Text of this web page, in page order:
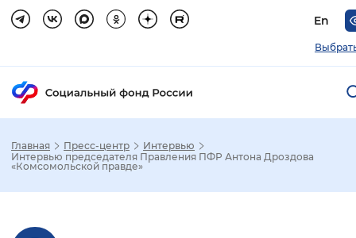
En
Настройка режима отображения
Главная Пресс-центр
Интервью
Интервью председателя Правления ПФР Антона Дроздова
«Комсомольской правде»